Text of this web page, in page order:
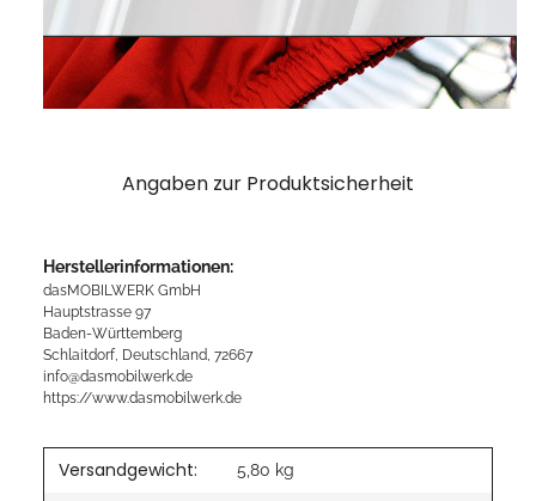
Angaben zur Produktsicherheit
Herstellerinformationen:
dasMOBILWERK GmbH
Hauptstrasse 97
Baden-Württemberg
Schlaitdorf, Deutschland, 72667
info@dasmobilwerk.de
https://www.dasmobilwerk.de
Versandgewicht: 5,80 kg